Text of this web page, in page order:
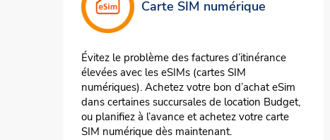
Carte SIM numérique
Évitez le problème des factures d’itinérance
élevées avec les eSIMs (cartes SIM
numériques). Achetez votre bon d’achat eSim
dans certaines succursales de location Budget,
ou planifiez à l’avance et achetez votre carte
SIM numérique dès maintenant.